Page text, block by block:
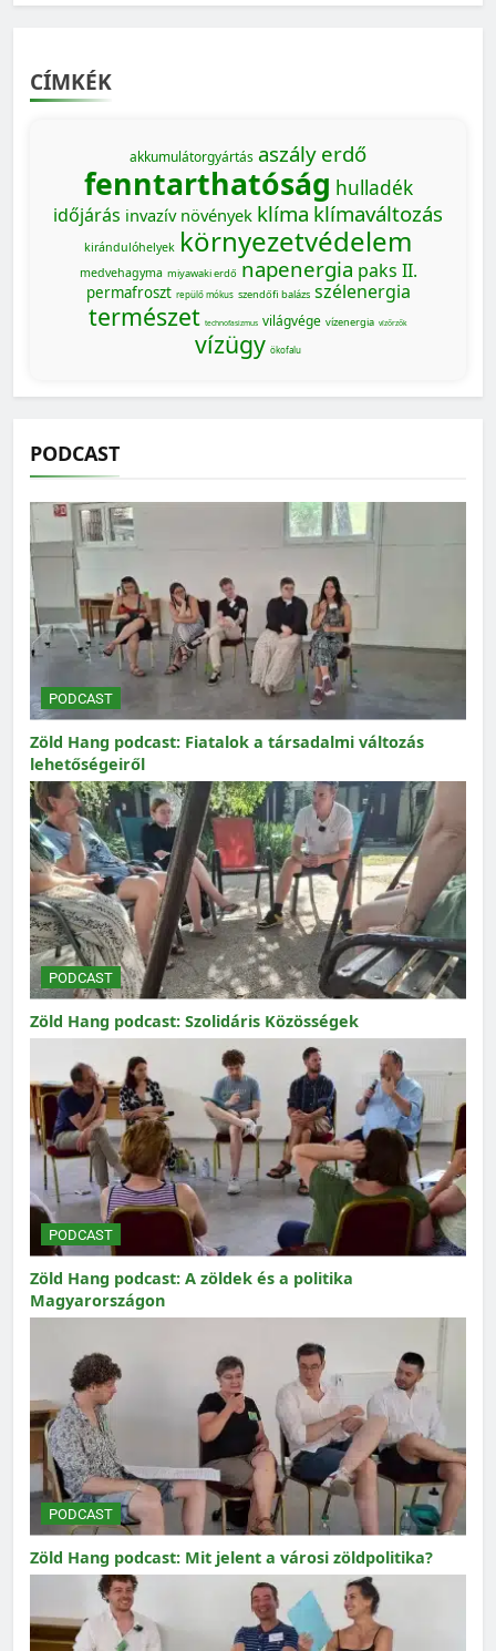
CÍMKÉK
akkumulátorgyártás aszály erdő
fenntarthatóság hulladék
időjárás invazív növények klíma klímaváltozás
kirándulóhelyek környezetvédelem
medvehagyma miyawaki erdő napenergia paks II.
permafroszt repülő mókus szendőfi balázs szélenergia
természet technofasizmus világvége vízenergia vízőrzők
vízügy ökofalu
PODCAST
PODCAST
Zöld Hang podcast: Fiatalok a társadalmi változás
lehetőségeiről
PODCAST
Zöld Hang podcast: Szolidáris Közösségek
PODCAST
Zöld Hang podcast: A zöldek és a politika
Magyarországon
PODCAST
Zöld Hang podcast: Mit jelent a városi zöldpolitika?